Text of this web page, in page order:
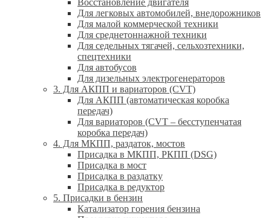
Для легковых автомобилей, внедорожников
Для малой коммерческой техники
Для среднетоннажной техники
Для седельных тягачей, сельхозтехники,
спецтехники
Для автобусов
Для дизельных электрогенераторов
3. Для АКПП и вариаторов (CVT)
Для АКПП (автоматическая коробка
передач)
Для вариаторов (CVT – бесступенчатая
коробка передач)
4. Для МКПП, раздаток, мостов
Присадка в МКПП, РКПП (DSG)
Присадка в мост
Присадка в раздатку
Присадка в редуктор
5. Присадки в бензин
Катализатор горения бензина